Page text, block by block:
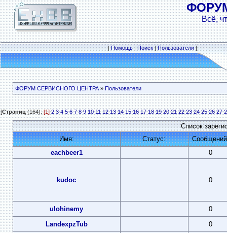
Всё,
|Помощь|Поиск|Пользователи|
ФОРУМ СЕРВИСНОГО ЦЕНТРА» Пользователи
[Страниц(164):[1] 2 3 4 5 6 7 8 9 10 11 12 13 14 15 16 17 18 19 20 21 22 23 24 25 26 27
Список
Имя:
Статус:
eachbeer1
0
kudoc 0
ulohinemy
0
LandexpzTub
0